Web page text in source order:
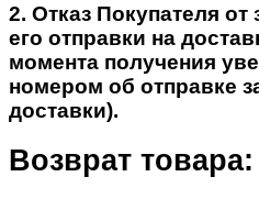
2. Отказ Покупателя от
его отправки на
момента получения
номером об отправке
доставки).
Возврат товара: